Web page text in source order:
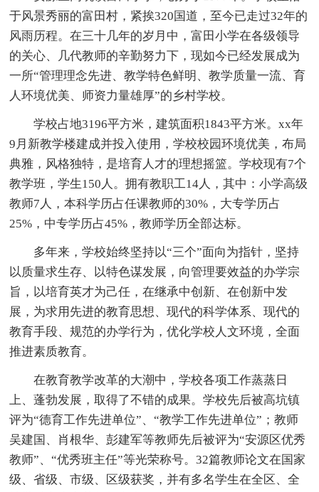
于风景秀丽的富田村，紧挨320国道，至今已走过32年的
风雨历程。在三十几年的岁月中，富田小学在各级领导
的关心、几代教师的辛勤努力下，现如今已经发展成为
一所“管理理念先进、教学特色鲜明、教学质量一流、育
人环境优美、师资力量雄厚”的乡村学校。
学校占地3196平方米，建筑面积1843平方米。xx年
9月新教学楼建成并投入使用，学校校园环境优美，布局
典雅，风格独特，是培育人才的理想摇篮。学校现有7个
教学班，学生150人。拥有教职工14人，其中：小学高级
教师7人，本科学历占任课教师的30%，大专学历占
25%，中专学历占45%，教师学历全部达标。
多年来，学校始终坚持以“三个”面向为指针，坚持
以质量求生存、以特色谋发展，向管理要效益的办学宗
旨，以培育英才为己任，在继承中创新、在创新中发
展，为求用先进的教育思想、现代的科学体系、现代的
教育手段、规范的办学行为，优化学校人文环境，全面
推进素质教育。
在教育教学改革的大潮中，学校各项工作蒸蒸日
上、蓬勃发展，取得了不错的成果。学校先后被高坑镇
评为“德育工作先进单位”、“教学工作先进单位”；教师
吴建国、肖根华、彭建军等教师先后被评为“安源区优秀
教师”、“优秀班主任”等光荣称号。32篇教师论文在国家
级、省级、市级、区级获奖，并有多名学生在全区、全